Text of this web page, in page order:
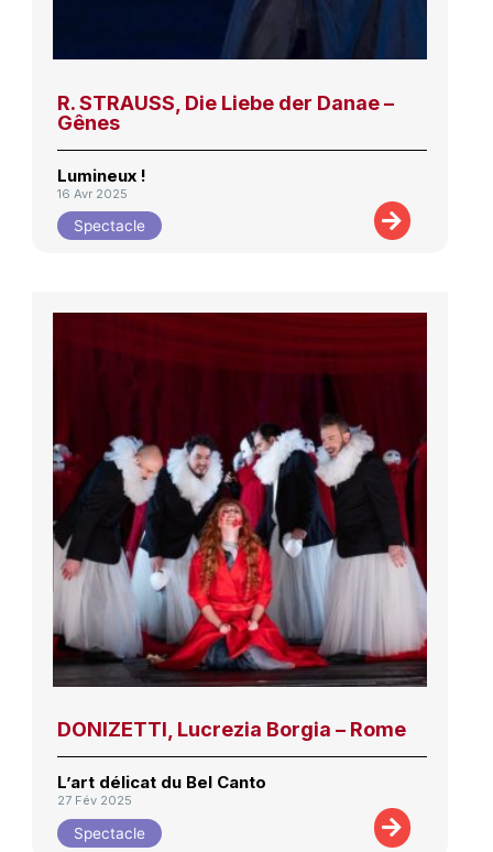
R. STRAUSS, Die Liebe der Danae –
Gênes
Lumineux !
16 Avr 2025
Spectacle
DONIZETTI, Lucrezia Borgia – Rome
L’art délicat du Bel Canto
27 Fév 2025
Spectacle